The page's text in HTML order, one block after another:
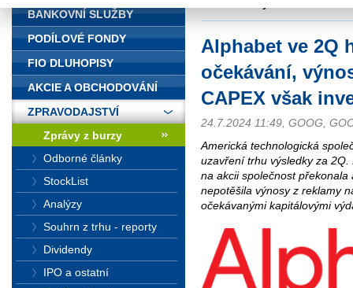
Alphabet ve 2Q
očekávání,
CAPEX však
24.7.2024 11:49, GOOG,
Americká technologická
uzavření trhu výsledky za
na akcii společnost
nepotěšila výnosy z reklamy
očekávanými kapitálovými
BANKOVNÍ SLUŽBY
PODÍLOVÉ FONDY
FIO DLUHOPISY
AKCIE A OBCHODOVÁNÍ
ZPRAVODAJSTVÍ
Zprávy z burzy
Odborné články
StockList
Analýzy
Souhrn z trhu - reporty
Dividendy
IPO a ostatní